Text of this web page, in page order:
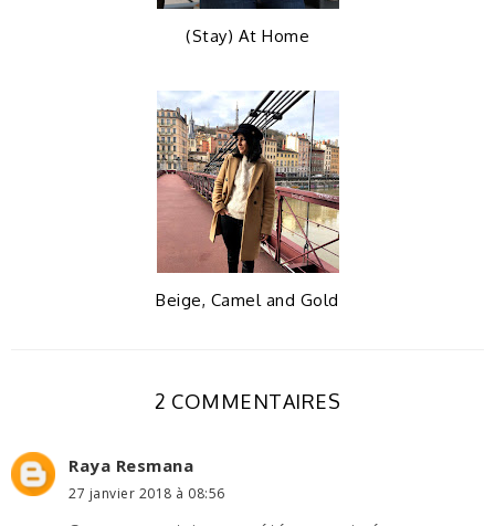
(Stay) At Home
Beige, Camel and Gold
2 COMMENTAIRES
Raya Resmana
27 janvier 2018 à 08:56